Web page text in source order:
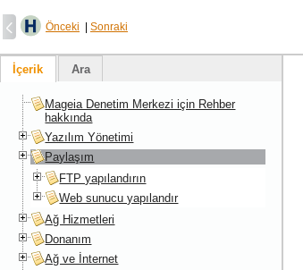
Önceki Sonraki
İçerik Ara
Mageia Denetim Merkezi için Rehber
hakkında
Yazılım Yönetimi
Paylaşım
FTP yapılandırın
Web sunucu yapılandır
Ağ Hizmetleri
Donanım
Ağ ve İnternet